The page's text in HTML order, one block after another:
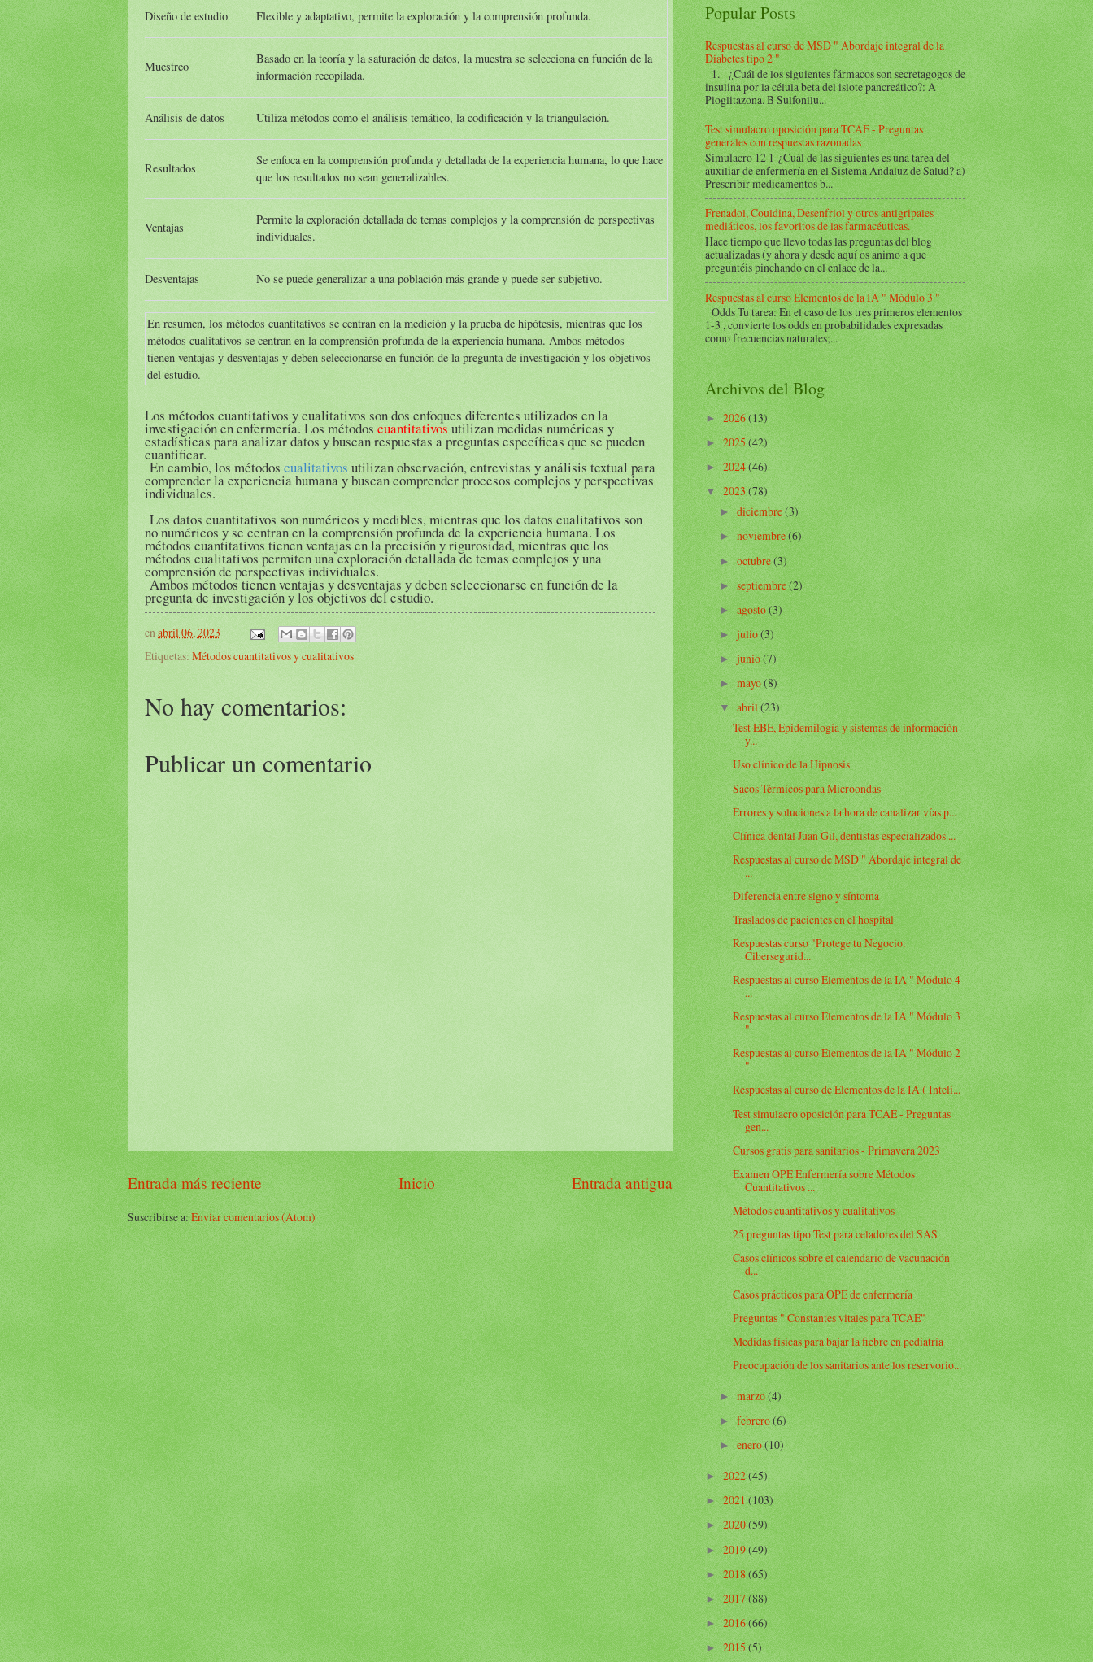
Diseño de estudio Flexible y adaptativo, permite la exploración y la comprensión profunda.
Muestreo
Basado en la teoría y la saturación de datos, la muestra se selecciona en función de la
información recopilada.
Análisis de datos Utiliza métodos como el análisis temático, la codificación y la triangulación.
Resultados
Se enfoca en la comprensión profunda y detallada de la experiencia humana, lo que hace
que los resultados no sean generalizables.
Ventajas
Permite la exploración detallada de temas complejos y la comprensión de perspectivas
individuales.
Desventajas No se puede generalizar a una población más grande y puede ser subjetivo.
En resumen, los métodos cuantitativos se centran en la medición y la prueba de hipótesis, mientras que los
métodos cualitativos se centran en la comprensión profunda de la experiencia humana. Ambos métodos
tienen ventajas y desventajas y deben seleccionarse en función de la pregunta de investigación y los objetivos
del estudio.
Los métodos cuantitativos y cualitativos son dos enfoques diferentes utilizados en la
investigación en enfermería. Los métodos cuantitativos utilizan medidas numéricas y
estadísticas para analizar datos y buscan respuestas a preguntas específicas que se pueden
cuantificar.
En cambio, los métodos cualitativos utilizan observación, entrevistas y análisis textual para
comprender la experiencia humana y buscan comprender procesos complejos y perspectivas
individuales.
Los datos cuantitativos son numéricos y medibles, mientras que los datos cualitativos son
no numéricos y se centran en la comprensión profunda de la experiencia humana. Los
métodos cuantitativos tienen ventajas en la precisión y rigurosidad, mientras que los
métodos cualitativos permiten una exploración detallada de temas complejos y una
comprensión de perspectivas individuales.
Ambos métodos tienen ventajas y desventajas y deben seleccionarse en función de la
pregunta de investigación y los objetivos del estudio.
enabril 06, 2023
Etiquetas: Métodos cuantitativos y cualitativos
No hay comentarios:
Publicar un comentario
Entrada más reciente Entrada antigua
Inicio
Suscribirse a:Enviar comentarios (Atom)
Popular Posts
Respuestas al curso de MSD " Abordaje integral de la
Diabetes tipo 2 "
1. ¿Cuál de los siguientes fármacos son secretagogos de
insulina por la célula beta del islote pancreático?: A
Pioglitazona. B Sulfonilu...
Test simulacro oposición para TCAE - Preguntas
generales con respuestas razonadas
Simulacro 12 1-¿Cuál de las siguientes es una tarea del
auxiliar de enfermería en el Sistema Andaluz de Salud? a)
Prescribir medicamentos b...
Frenadol, Couldina, Desenfriol y otros antigripales
mediáticos, los favoritos de las farmacéuticas.
Hace tiempo que llevo todas las preguntas del blog
actualizadas (y ahora y desde aquí os animo a que
preguntéis pinchando en el enlace de la...
Respuestas al curso Elementos de la IA " Módulo 3 "
Odds Tu tarea: En el caso de los tres primeros elementos
1-3 , convierte los odds en probabilidades expresadas
como frecuencias naturales;...
Archivos del Blog
►2026(13)
►2025(42)
►2024(46)
▼2023(78)
►diciembre(3)
►noviembre(6)
►octubre(3)
►septiembre(2)
► agosto(3)
►julio(3)
►junio(7)
►mayo(8)
▼abril(23)
Test EBE, Epidemilogía y sistemas de información
y...
Uso clínico de la Hipnosis
Sacos Térmicos para Microondas
Errores y soluciones a la hora de canalizar vías p...
Clínica dental Juan Gil, dentistas especializados ...
Respuestas al curso de MSD " Abordaje integral de
...
Diferencia entre signo y síntoma
Traslados de pacientes en el hospital
Respuestas curso "Protege tu Negocio:
Cibersegurid...
Respuestas al curso Elementos de la IA " Módulo 4
...
Respuestas al curso Elementos de la IA " Módulo 3
"
Respuestas al curso Elementos de la IA " Módulo 2
"
Respuestas al curso de Elementos de la IA ( Inteli...
Test simulacro oposición para TCAE - Preguntas
gen...
Cursos gratis para sanitarios - Primavera 2023
Examen OPE Enfermería sobre Métodos
Cuantitativos ...
Métodos cuantitativos y cualitativos
25 preguntas tipo Test para celadores del SAS
Casos clínicos sobre el calendario de vacunación
d...
Casos prácticos para OPE de enfermería
Preguntas " Constantes vitales para TCAE"
Medidas físicas para bajar la fiebre en pediatría
Preocupación de los sanitarios ante los reservorio...
►marzo(4)
►febrero(6)
►enero(10)
►2022(45)
►2021(103)
►2020(59)
►2019(49)
►2018 (65)
►2017(88)
►2016(66)
► 2015(5)